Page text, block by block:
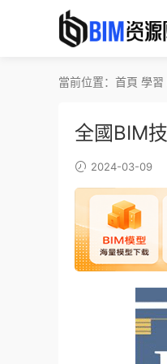
當前位置： 首頁 學習
全國BIM
2024-03-09